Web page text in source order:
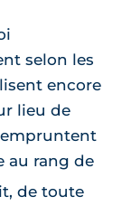
selon les
encore
lieu de
empruntent
au rang de
de toute